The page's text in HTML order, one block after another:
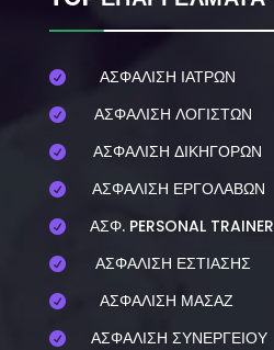
 ΑΣΦΑΛΙΣΗ ΙΑΤΡΩΝ
 ΑΣΦΑΛΙΣΗ ΛΟΓΙΣΤΩΝ
 ΑΣΦΑΛΙΣΗ ΔΙΚΗΓΟΡΩΝ
 ΑΣΦΑΛΙΣΗ ΕΡΓΟΛΑΒΩΝ
 ΑΣΦ. PERSONAL TRAINER
 ΑΣΦΑΛΙΣΗ ΕΣΤΙΑΣΗΣ
 ΑΣΦΑΛΙΣΗ ΜΑΣΑΖ
 ΑΣΦΑΛΙΣΗ ΣΥΝΕΡΓΕΙΟΥ